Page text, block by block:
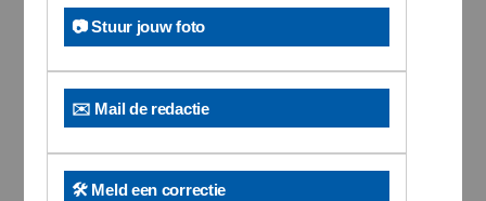
📷 Stuur jouw foto
✉️ Mail de redactie
🛠️ Meld een correctie